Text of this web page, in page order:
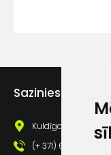
Sazinies ar mums
Kuldīgas iela 69a,
(+ 371) 63 881 186